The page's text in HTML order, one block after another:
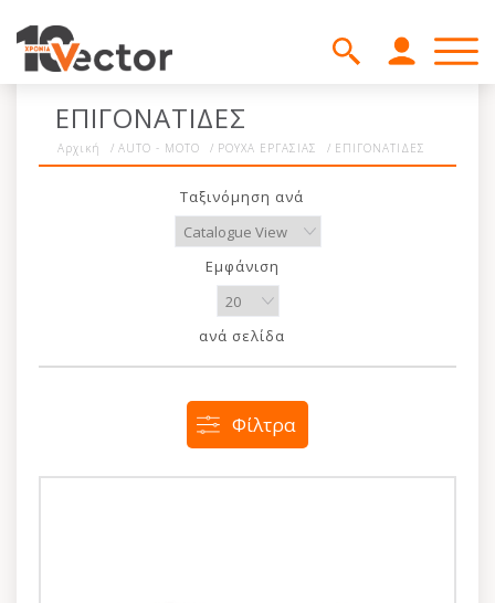
ΕΠΙΓΟΝΑΤΙΔΕΣ
Αρχική / AUTO - MOTO / ΡΟΥΧΑ ΕΡΓΑΣΙΑΣ / ΕΠΙΓΟΝΑΤΙΔΕΣ
Ταξινόμηση ανά
Εμφάνιση
ανά σελίδα
Φίλτρα